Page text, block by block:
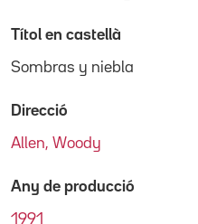
Títol en castellà
Sombras y niebla
Direcció
Allen, Woody
Any de producció
1991